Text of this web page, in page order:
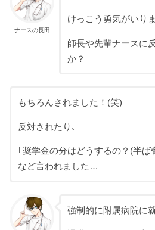
ナースの長田
けっこう勇気がいり
師長や先輩ナースに
か？
もちろんされました！(笑)
反対されたり､
｢奨学金の分はどうするの？(半ば
など言われました…
強制的に附属病院に